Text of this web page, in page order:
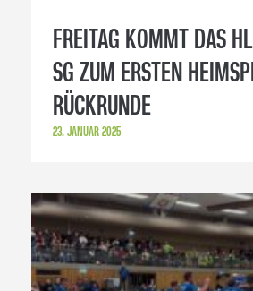
FREITAG KOMMT DAS
SG ZUM ERSTEN
RÜCKRUNDE
23. JANUAR 2025